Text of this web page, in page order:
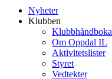
Nyheter
Klubben
Klubbhåndboka
Om Oppdal IL
Aktivitetslister
Styret
Vedtekter